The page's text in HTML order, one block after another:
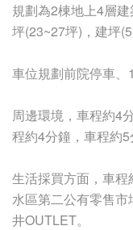
規劃為2棟地上4層
坪(23~27坪)，建坪
車位規劃前院停車、
周邊環境，車程約4
程約4分鐘，車程約5
生活採買方面，車
水區第二公有零售
井OUTLET。